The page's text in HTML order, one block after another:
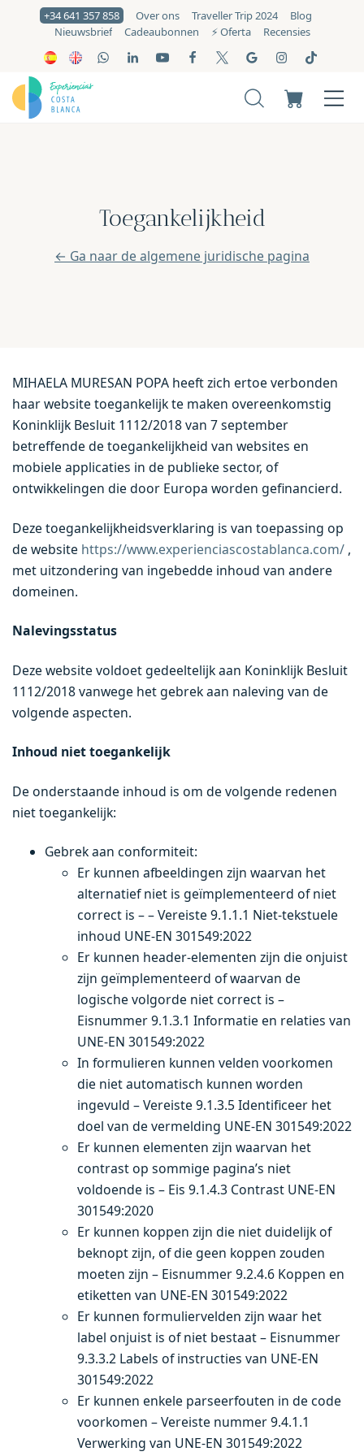
+34 641 357 858 Over ons Traveller Trip 2024
Blog
Nieuwsbrief
Cadeaubonnen ⚡️ Oferta Recensies
Toegankelijkheid
← Ga naar de algemene juridische pagina
MIHAELA MURESAN POPA heeft zich ertoe verbonden
haar website toegankelijk te maken overeenkomstig
Koninklijk Besluit 1112/2018 van 7 september
betreffende de toegankelijkheid van websites en
mobiele applicaties in de publieke sector, of
ontwikkelingen die door Europa worden gefinancierd.
Deze toegankelijkheidsverklaring is van toepassing op
de website https://www.experienciascostablanca.com/ ,
met uitzondering van ingebedde inhoud van andere
domeinen.
Nalevingsstatus
Deze website voldoet gedeeltelijk aan Koninklijk Besluit
1112/2018 vanwege het gebrek aan naleving van de
volgende aspecten.
Inhoud niet toegankelijk
De onderstaande inhoud is om de volgende redenen
niet toegankelijk:
Gebrek aan conformiteit:
Er kunnen afbeeldingen zijn waarvan het
alternatief niet is geïmplementeerd of niet
correct is – – Vereiste 9.1.1.1 Niet-tekstuele
inhoud UNE-EN 301549:2022
Er kunnen header-elementen zijn die onjuist
zijn geïmplementeerd of waarvan de
logische volgorde niet correct is –
Eisnummer 9.1.3.1 Informatie en relaties van
UNE-EN 301549:2022
In formulieren kunnen velden voorkomen
die niet automatisch kunnen worden
ingevuld – Vereiste 9.1.3.5 Identificeer het
doel van de vermelding UNE-EN 301549:2022
Er kunnen elementen zijn waarvan het
contrast op sommige pagina’s niet
voldoende is – Eis 9.1.4.3 Contrast UNE-EN
301549:2020
Er kunnen koppen zijn die niet duidelijk of
beknopt zijn, of die geen koppen zouden
moeten zijn – Eisnummer 9.2.4.6 Koppen en
etiketten van UNE-EN 301549:2022
Er kunnen formuliervelden zijn waar het
label onjuist is of niet bestaat – Eisnummer
9.3.3.2 Labels of instructies van UNE-EN
301549:2022
Er kunnen enkele parseerfouten in de code
voorkomen – Vereiste nummer 9.4.1.1
Verwerking van UNE-EN 301549:2022